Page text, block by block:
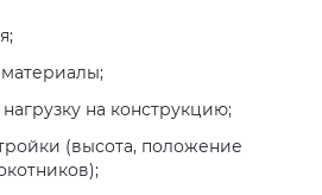
на конструкцию;
(высота, положение